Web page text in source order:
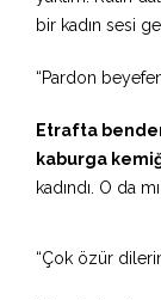
bir kadın sesi
“Pardon
Etrafta
kaburga
kadındı. O da
“Çok özür